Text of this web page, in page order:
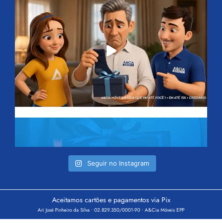
Seguir no Instagram
Aceitamos cartões e pagamentos via Pix
Ari José Pinheiro da Silva • 02.829.350/0001-90 • A&Cia Móveis EPP